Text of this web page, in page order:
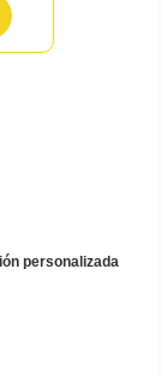
personalizada